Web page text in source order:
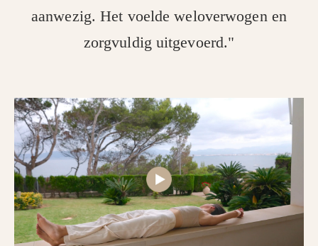
aanwezig. Het voelde weloverwogen en
zorgvuldig uitgevoerd."